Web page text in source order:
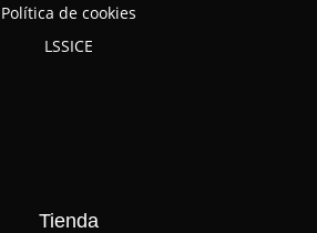
Política de cookies
LSSICE
Tienda